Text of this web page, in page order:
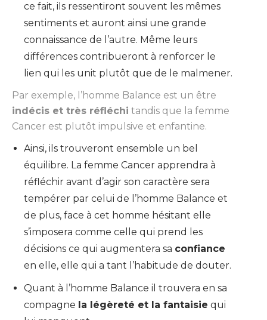
ce fait, ils ressentiront souvent les mêmes
sentiments et auront ainsi une grande
connaissance de l’autre. Même leurs
différences contribueront à renforcer le
lien qui les unit plutôt que de le malmener.
Par exemple, l’homme Balance est un être
indécis et très réfléchi tandis que la femme
Cancer est plutôt impulsive et enfantine.
Ainsi, ils trouveront ensemble un bel
équilibre. La femme Cancer apprendra à
réfléchir avant d’agir son caractère sera
tempérer par celui de l’homme Balance et
de plus, face à cet homme hésitant elle
s’imposera comme celle qui prend les
décisions ce qui augmentera sa confiance
en elle, elle qui a tant l’habitude de douter.
Quant à l’homme Balance il trouvera en sa
compagne la légèreté et la fantaisie qui